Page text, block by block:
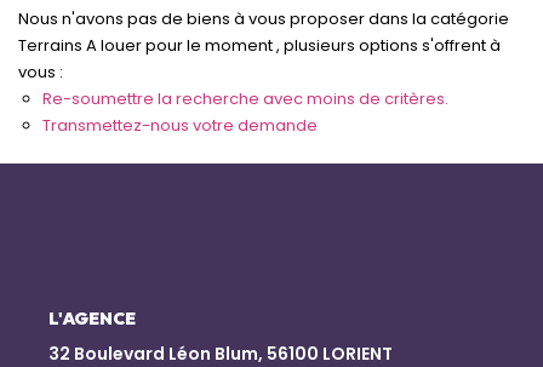
LOUER
ESTIMER
Notre Équipe
Budget max Plus de critères
Nous n'avons pas de biens à vous proposer dans la catégorie
Terrains A louer pour le moment , plusieurs options s'offrent à
vous :
Re-soumettre la recherche avec moins de critères.
Transmettez-nous votre demande
L'AGENCE
32 Boulevard Léon Blum, 56100 LORIENT